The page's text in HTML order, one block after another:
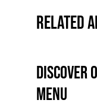
Related
Discover
menu